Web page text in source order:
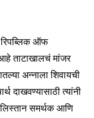
रिपब्लिक ऑफ
ताटाखालचं मांजर
अन्नाला शिवायची
दाखवण्यासाठी त्यांनी
समर्थक आणि